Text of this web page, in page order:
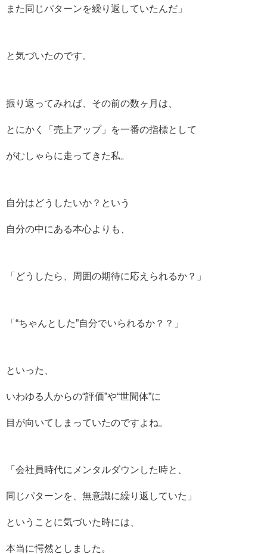
また同じパターンを繰り返していたんだ」
と気づいたのです。
振り返ってみれば、その前の数ヶ月は、
とにかく「売上アップ」を一番の指標として
がむしゃらに走ってきた私。
自分はどうしたいか？という
自分の中にある本心よりも、
「どうしたら、周囲の期待に応えられるか？」
「“ちゃんとした”自分でいられるか？？」
といった、
いわゆる人からの“評価”や“世間体”に
目が向いてしまっていたのですよね。
「会社員時代にメンタルダウンした時と、
同じパターンを、無意識に繰り返していた」
ということに気づいた時には、
本当に愕然としました。